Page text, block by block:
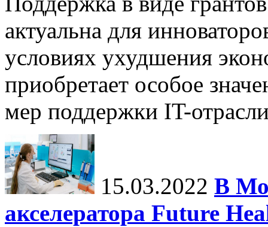
актуальна для
условиях ухудшения
приобретает особое
мер поддержки IT-
15.03.2022 В
акселератора Future